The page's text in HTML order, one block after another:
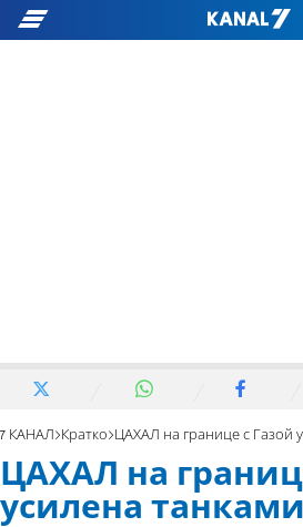
7 КАНАЛ Кратко ЦАХАЛ на границе с Газой
ЦАХАЛ на
усилена